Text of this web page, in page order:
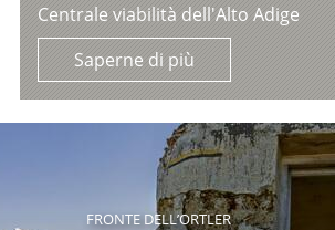
Centrale viabilità dell'Alto Adige
Saperne di più
FRONTE DELL’ORTLER